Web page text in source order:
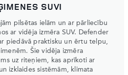
SUVI
pilsētas ielām un ar pārliecību
ar vidēja izmēra SUV. Defender
piedāvā praktisku un ērtu telpu,
Šie vidēja izmēra
uz riteņiem, kas aprīkoti ar
izklaides sistēmām, klimata